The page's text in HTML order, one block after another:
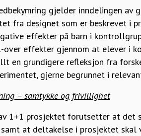
gjelder inndelingen
fra designet som er beskrevet i
effekter på barn i
over effekter gjennom at elever i
en grundigere refleksjon fra
gjerne begrunnet i
– samtykke og frivillighet
1+1 prosjektet forutsetter at det
at deltakelse i prosjektet